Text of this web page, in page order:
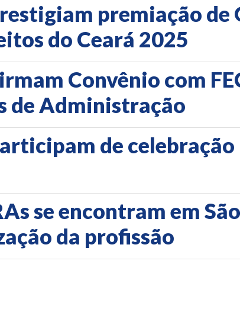
premiação de
do Ceará 2025
Convênio com
de Administração
de celebração
se encontram em
da profissão